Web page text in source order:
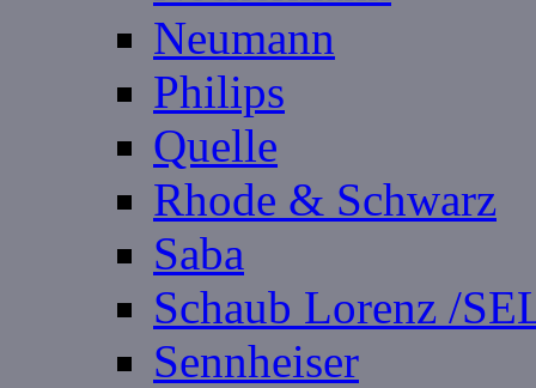
Neumann
Philips
Quelle
Rhode & Schwarz
Saba
Schaub Lorenz /
Sennheiser